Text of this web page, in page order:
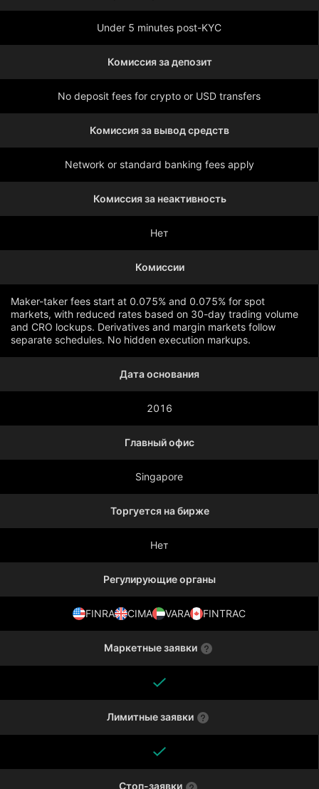
Under 5 minutes post-KYC
Комиссия за депозит
No deposit fees for crypto or USD transfers
Комиссия за вывод средств
Network or standard banking fees apply
Комиссия за неактивность
Нет
Комиссии
Maker-taker fees start at 0.075% and 0.075% for spot
markets, with reduced rates based on 30-day trading volume
and CRO lockups. Derivatives and margin markets follow
separate schedules. No hidden execution markups.
Дата основания
2016
Главный офис
Singapore
Торгуется на бирже
Нет
Регулирующие органы
FINRA CIMA VARA FINTRAC
Маркетные заявки
Лимитные заявки
Стоп-заявки